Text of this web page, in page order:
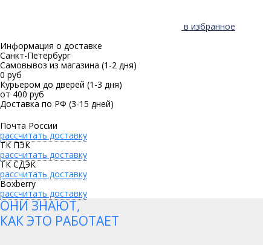
в избранное
Информация о доставке
Санкт-Петербург
Самовывоз из магазина (1-2 дня)
0 руб
Курьером до дверей (1-3 дня)
от 400 руб
Доставка по РФ (3-15 дней)
Почта России
рассчитать доставку
ТК ПЭК
рассчитать доставку
ТК СДЭК
рассчитать доставку
Boxberry
рассчитать доставку
ОНИ ЗНАЮТ,
КАК ЭТО РАБОТАЕТ